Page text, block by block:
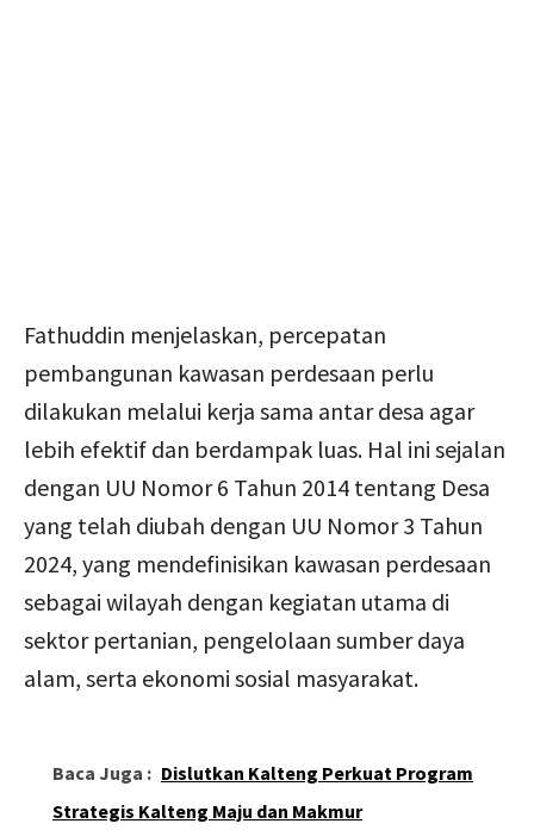
Fathuddin menjelaskan, percepatan
pembangunan kawasan perdesaan perlu
dilakukan melalui kerja sama antar desa agar
lebih efektif dan berdampak luas. Hal ini sejalan
dengan UU Nomor 6 Tahun 2014 tentang Desa
yang telah diubah dengan UU Nomor 3 Tahun
2024, yang mendefinisikan kawasan perdesaan
sebagai wilayah dengan kegiatan utama di
sektor pertanian, pengelolaan sumber daya
alam, serta ekonomi sosial masyarakat.
Baca Juga : Dislutkan Kalteng Perkuat Program
Strategis Kalteng Maju dan Makmur